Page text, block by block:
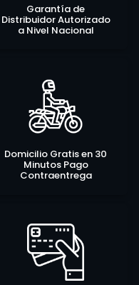
Garantía de
Distribuidor Autorizado
a Nivel Nacional
Domicilio Gratis en 30
Minutos Pago
Contraentrega